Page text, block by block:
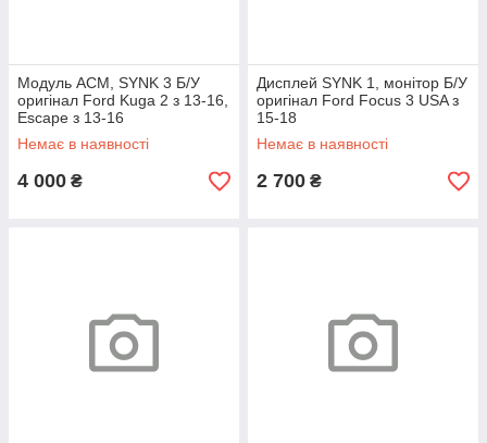
Модуль ACM, SYNK 3 Б/У
оригінал Ford Kuga 2 з 13-16,
Escape з 13-16
Немає в наявності
4 000 ₴
Дисплей SYNK 1, монітор Б/У
оригінал Ford Focus 3 USA з
15-18
Немає в наявності
2 700 ₴